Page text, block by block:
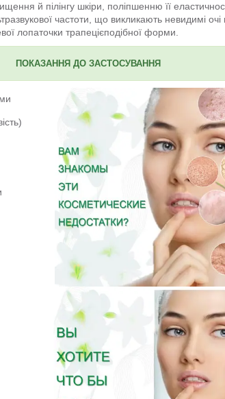
й пілінгу шкіри, поліпшенню її
частоти, що викликають невидимі
лопаточки трапецієподібної форми.
ПОКАЗАННЯ ДО ЗАСТОСУВАННЯ